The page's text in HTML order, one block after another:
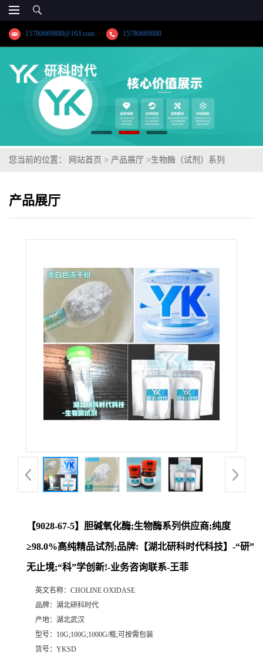
15780669880@163.com 15780669880
您当前的位置： 网站首页 > 产品展厅 >生物酶（试剂）系列
试剂;品牌:【湖北研科时代科技】-“研”无止境;“科”学创新!-业务咨询
产品展厅
【9028-67-5】胆碱氧化酶;生物酶系列供应商;纯度
≥98.0%高纯精品试剂;品牌:【湖北研科时代科技】-“研”
无止境;“科”学创新!-业务咨询联系-王菲
英文名称： CHOLINE OXIDASE
品牌： 湖北研科时代
产地： 湖北武汉
型号： 10G;100G;1000G/瓶;可按需包装
货号： YKSD